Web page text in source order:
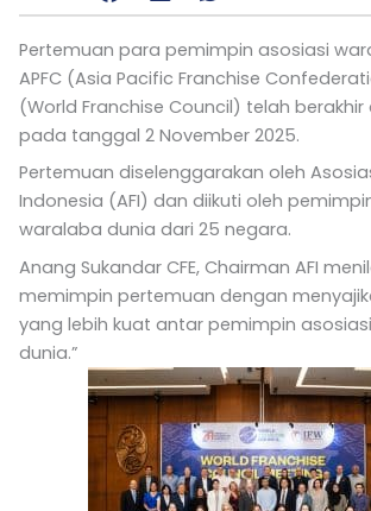
Pertemuan para pemimpin asosiasi
APFC (Asia Pacific Franchise
(World Franchise Council) telah berakhir
pada tanggal 2 November 2025.
Pertemuan diselenggarakan oleh
Indonesia (AFI) dan diikuti oleh
waralaba dunia dari 25 negara.
Anang Sukandar CFE, Chairman AFI
memimpin pertemuan dengan
yang lebih kuat antar pemimpin
dunia.”